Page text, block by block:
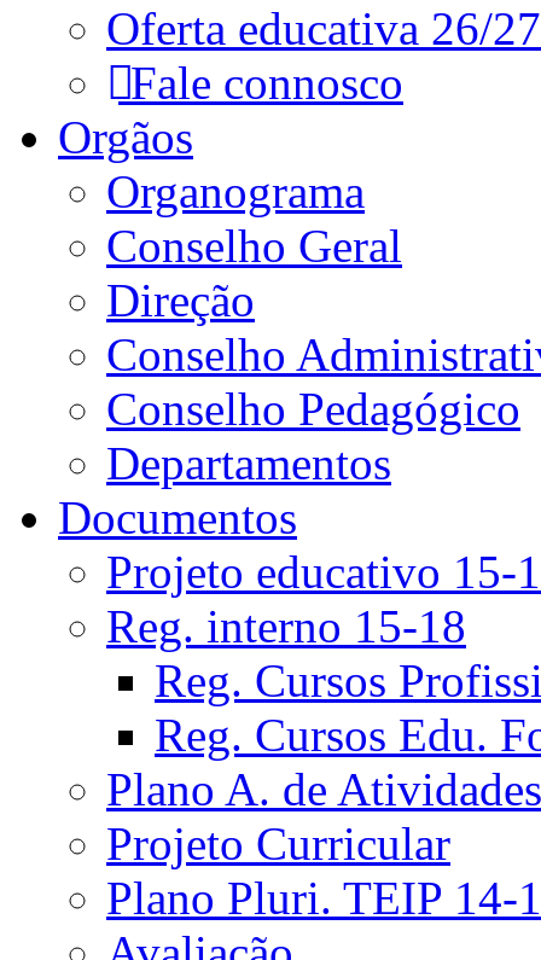
Oferta educativa 26/27
Fale connosco
Orgãos
Organograma
Conselho Geral
Direção
Conselho
Conselho Pedagógico
Departamentos
Documentos
Projeto educativo 15-
Reg. interno 15-18
Reg. Cursos
Reg. Cursos Edu.
Plano A. de Atividades
Projeto Curricular
Plano Pluri. TEIP 14-